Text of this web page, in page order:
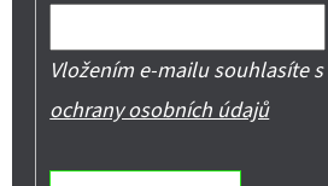
Vložením e-mailu souhlasíte s
ochrany osobních údajů